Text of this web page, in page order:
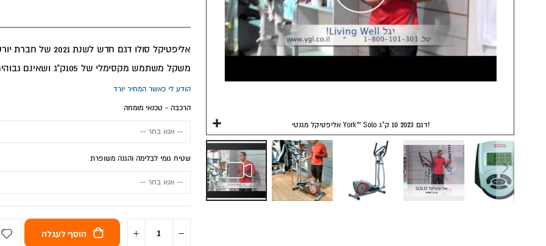
אליפטיקל מגנטי York™ Solo דגם 2023 10 ק"ג!
משקל משתמש מקסימלי של 105ק"ג ושאינם גבוהים מ 1.75 מ
הודע לי כאשר המחיר יורד
הרכבה - טכנאי מומחה
שטיח גומי לבלימה והגנה משופרת
הוסף לעגלה